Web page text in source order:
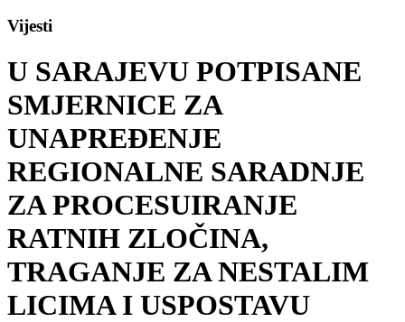
Vijesti
U SARAJEVU POTPISANE
SMJERNICE ZA
UNAPREĐENJE
REGIONALNE SARADNJE
ZA PROCESUIRANJE
RATNIH ZLOČINA,
TRAGANJE ZA NESTALIM
LICIMA I USPOSTAVU